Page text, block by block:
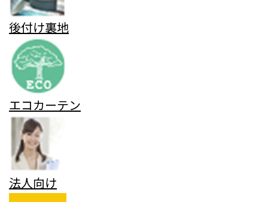
後付け裏地
エコカーテン
法人向け